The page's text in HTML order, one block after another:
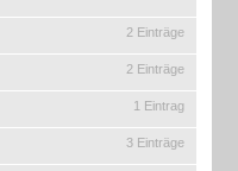
2 Einträge
2 Einträge
1 Eintrag
3 Einträge